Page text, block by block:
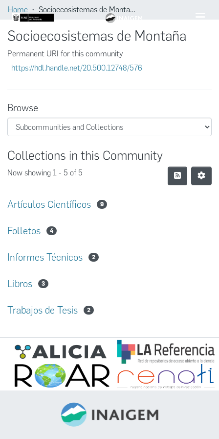
Home Socioecosistemas de Montaña
Socioecosistemas de Montaña
Permanent URI for this community
https://hdl.handle.net/20.500.12748/576
Browse
Collections in this Community
Now showing 1 - 5 of 5
Artículos Científicos 9
Folletos 4
Informes Técnicos 2
Libros 3
Trabajos de Tesis 2